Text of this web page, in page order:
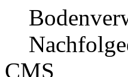
CMS